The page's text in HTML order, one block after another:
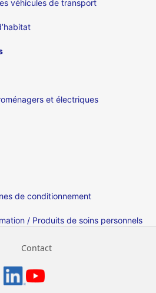
véhicules de transport
et électriques
de conditionnement
/ Produits de soins personnels
Contact